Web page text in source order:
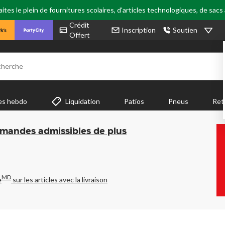
le plein de fournitures scolaires, d'articles technologiques, de
Crédit
Offert
Inscription Soutien
hebdo Liquidation Patios Pneus
admissibles de plus
MD sur les articles avec la livraison